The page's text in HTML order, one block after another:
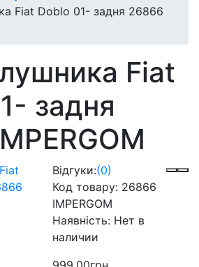
Fiat Doblo 01- задня 26866
Fiat
задня
Відгуки:(0)
Код товару: 26866
IMPERGOM
Наявність: Нет в
наличии